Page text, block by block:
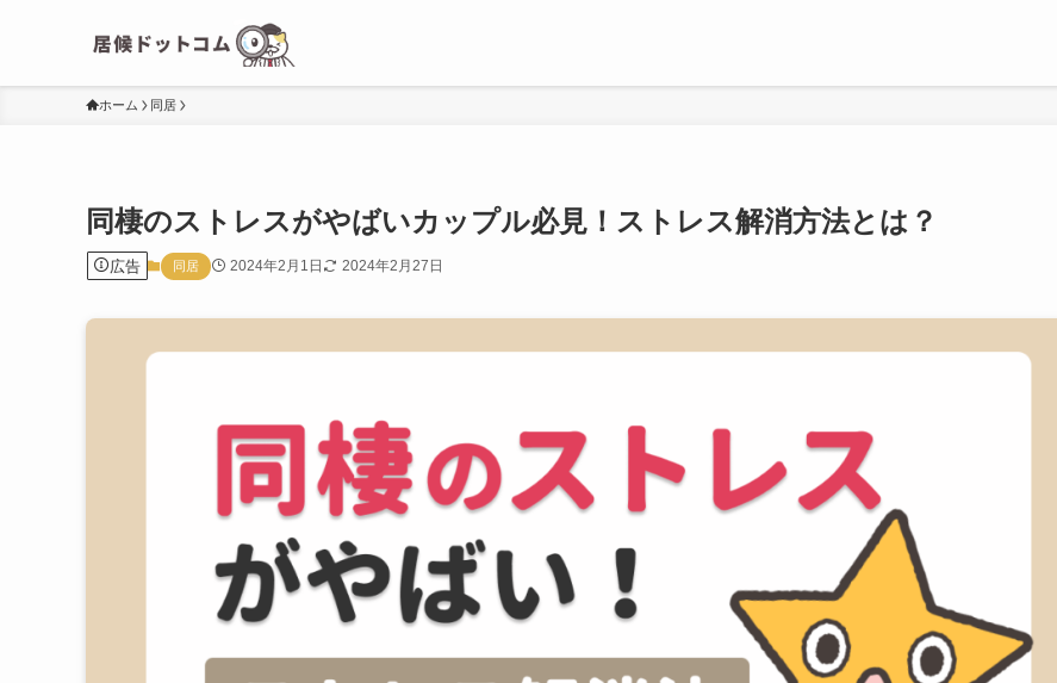
ホーム 同居
同棲のストレスがやばいカップル必見！ストレス解消方法とは？
広告 同居 2024年2月1日 2024年2月27日